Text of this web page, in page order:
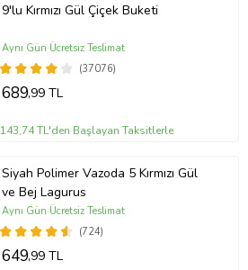
9'lu Kırmızı Gül Çiçek Buketi
(37076)
Aynı Gün Ücretsiz Teslimat
689,99 TL
143,74 TL'den Başlayan Taksitlerle
Siyah Polimer Vazoda 5 Kırmızı Gül
ve Bej Lagurus
(724)
Aynı Gün Ücretsiz Teslimat
649,99 TL